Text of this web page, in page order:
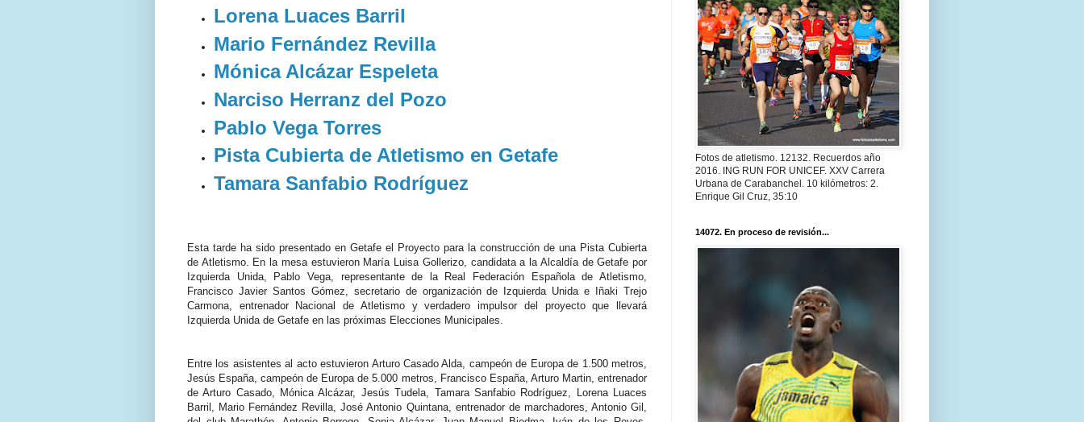
Lorena Luaces Barril
Mario Fernández Revilla
Mónica Alcázar Espeleta
Narciso Herranz del Pozo
Pablo Vega Torres
Pista Cubierta de Atletismo en Getafe
Tamara Sanfabio Rodríguez
Esta tarde ha sido presentado en Getafe el Proyecto para la construcción de una Pista Cubierta
de Atletismo. En la mesa estuvieron María Luisa Gollerizo, candidata a la Alcaldía de Getafe por
Izquierda Unida, Pablo Vega, representante de la Real Federación Española de Atletismo,
Francisco Javier Santos Gómez, secretario de organización de Izquierda Unida e Iñaki Trejo
Carmona, entrenador Nacional de Atletismo y verdadero impulsor del proyecto que llevará
Izquierda Unida de Getafe en las próximas Elecciones Municipales.
Entre los asistentes al acto estuvieron Arturo Casado Alda, campeón de Europa de 1.500 metros,
Jesús España, campeón de Europa de 5.000 metros, Francisco España, Arturo Martin, entrenador
de Arturo Casado, Mónica Alcázar, Jesús Tudela, Tamara Sanfabio Rodríguez, Lorena Luaces
Barril, Mario Fernández Revilla, José Antonio Quintana, entrenador de marchadores, Antonio Gil,
Fotos de atletismo. 12132. Recuerdos año
2016. ING RUN FOR UNICEF. XXV Carrera
Urbana de Carabanchel. 10 kilómetros: 2.
Enrique Gil Cruz, 35:10
14072. En proceso de revisión...